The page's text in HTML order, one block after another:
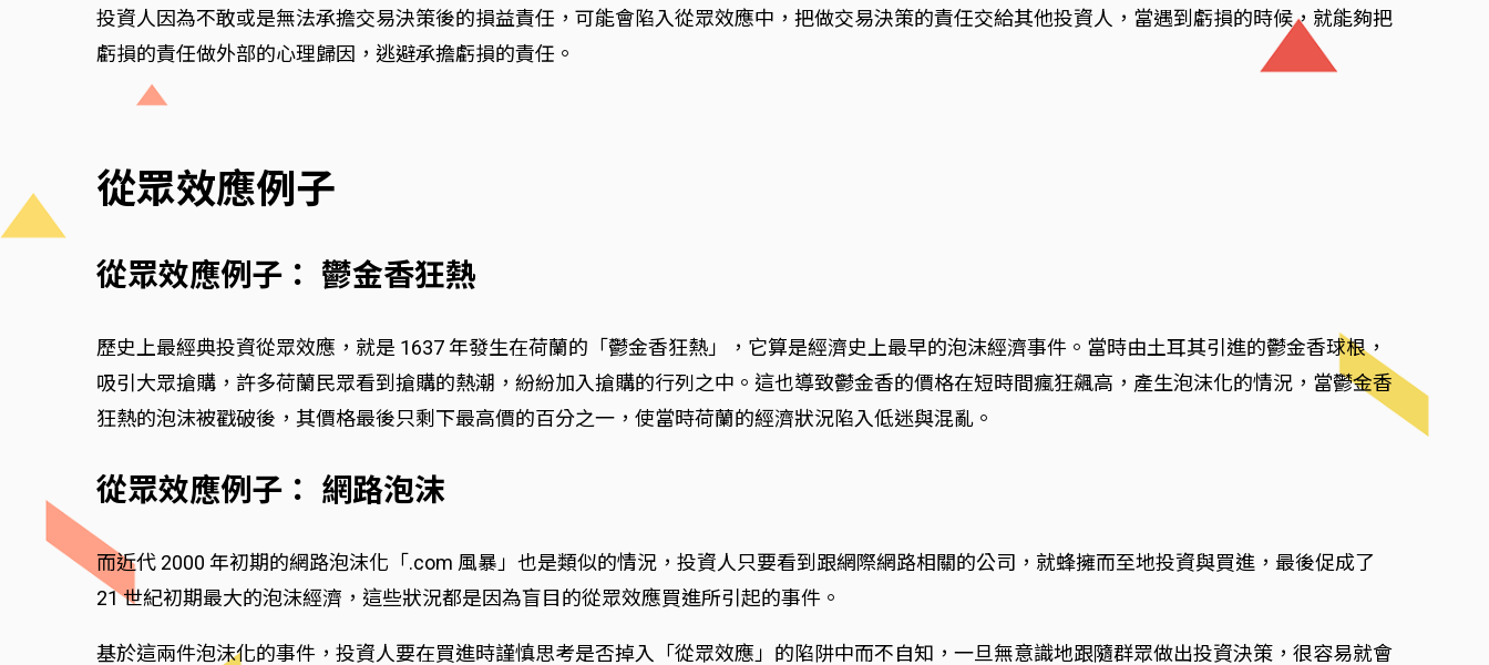
投資人因為不敢或是無法承擔交易決策後的損益責任，可能會陷入從眾效應中，把做交易決策的責任交給其他投資人，當遇到虧損的時候，就能夠把
虧損的責任做外部的心理歸因，逃避承擔虧損的責任。
從眾效應例子
從眾效應例子： 鬱金香狂熱
歷史上最經典投資從眾效應，就是 1637 年發生在荷蘭的「鬱金香狂熱」，它算是經濟史上最早的泡沫經濟事件。當時由土耳其引進的鬱金香球根，
吸引大眾搶購，許多荷蘭民眾看到搶購的熱潮，紛紛加入搶購的行列之中。這也導致鬱金香的價格在短時間瘋狂飆高，產生泡沫化的情況，當鬱金香
狂熱的泡沫被戳破後，其價格最後只剩下最高價的百分之一，使當時荷蘭的經濟狀況陷入低迷與混亂。
從眾效應例子： 網路泡沫
而近代 2000 年初期的網路泡沫化「.com 風暴」也是類似的情況，投資人只要看到跟網際網路相關的公司，就蜂擁而至地投資與買進，最後促成了
21 世紀初期最大的泡沫經濟，這些狀況都是因為盲目的從眾效應買進所引起的事件。
基於這兩件泡沫化的事件，投資人要在買進時謹慎思考是否掉入「從眾效應」的陷阱中而不自知，一旦無意識地跟隨群眾做出投資決策，很容易就會